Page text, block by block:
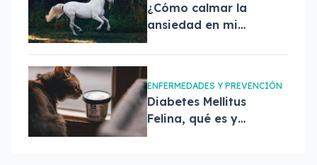
¿Cómo calmar la
ansiedad en mi
ENFERMEDADES Y PREVENCIÓN
Diabetes Mellitus
Felina, qué es y